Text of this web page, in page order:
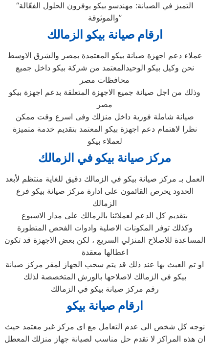
“التميز في الصيانة: مهندسو بيكو يوفرون الحلول الفعّالة
والموثوقة”
ارقام صيانة بيكو الزمالك
عملاء دعم اجهزة صيانة بيكو المعتمدة بمصر والشرق الاوسط
نحن وكيل بيكو الوحيدالمعتمد من شركة بيكو داخل جميع
محافظات مصر
وذلك من اجل صيانة جميع الاجهزة المتعلقة بدعم اجهزة بيكو
مصر
صيانة شاملة فورية داخل منزلك وفى اسرع وقت ممكن
نظرا لاهتمام دعم اجهزة بيكو المعتمد بتقديم خدمة متميزة
لعملاء بيكو
مركز صيانة بيكو في الزمالك
العمل بـ مركز صيانة بيكو في الزمالك دقيق للغاية منتظم لأبعد
الحدود يحرص القائمون على ادارة مركز صيانة بيكو فرع
الزمالك
بتقديم كل الدعم لعملائنا بالزمالك على مدار الاسبوع
وكذلك توفر المكونات الاصلية وادوات الفحص المتطورة
المساعدة للاصلاح المنزلي السريع ، لكن بعض الاجهزة قد تكون
اعطالها معقدة
او تم العبث بها عند ذلك قد يتم سحب الجهاز لمقر مركز صيانة
بيكو في الزمالك لاصلاحها بالورش المتخصصة لذلك
رقم مركز صيانة بيكو في الزمالك
ارقام صيانة بيكو
نوجه كل شخص الى عدم التعامل مع اى مركز غير معتمد حيث
ان هذه المراكز لا تقدم حل مناسب لصيانة جهاز منزلك المعطل